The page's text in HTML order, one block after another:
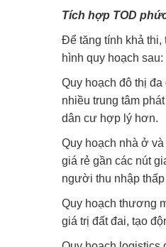
Tích hợp TOD
Để tăng tính khả thi,
hình quy hoạch sau:
Quy hoạch đô thị
nhiều trung tâm
dân cư hợp lý hơn.
Quy hoạch nhà ở
giá rẻ gần các nút
người thu nhập
Quy hoạch thương
giá trị đất đai, tạo